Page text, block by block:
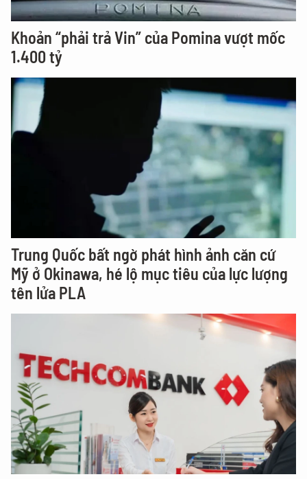
Khoản “phải trả Vin” của Pomina vượt mốc
1.400 tỷ
Trung Quốc bất ngờ phát hình ảnh căn cứ
Mỹ ở Okinawa, hé lộ mục tiêu của lực lượng
tên lửa PLA